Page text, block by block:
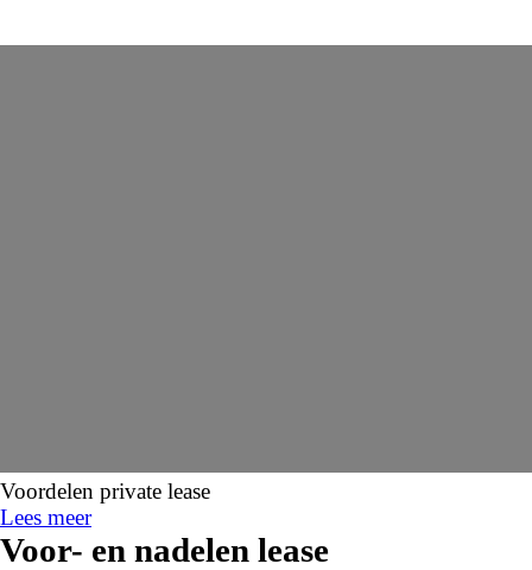
Voordelen private lease
Lees meer
Voor- en nadelen lease